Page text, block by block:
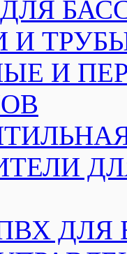
И
И
ДЛЯ